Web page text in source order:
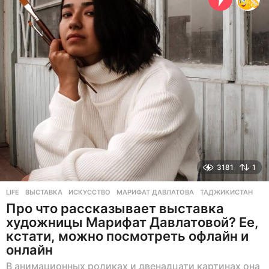
е
в
н
а
з
а
д
3181 1
LIFE ВЫСТАВКА ,ИСКУССТВО ,МАРИФАТ ДАВЛАТОВА ,ТАДЖИКИСТАН
Про что рассказывает выставка
художницы Марифат Давлатовой? Ее,
кстати, можно посмотреть офлайн и
онлайн
В анимационных роликах и двенадцати картинах она